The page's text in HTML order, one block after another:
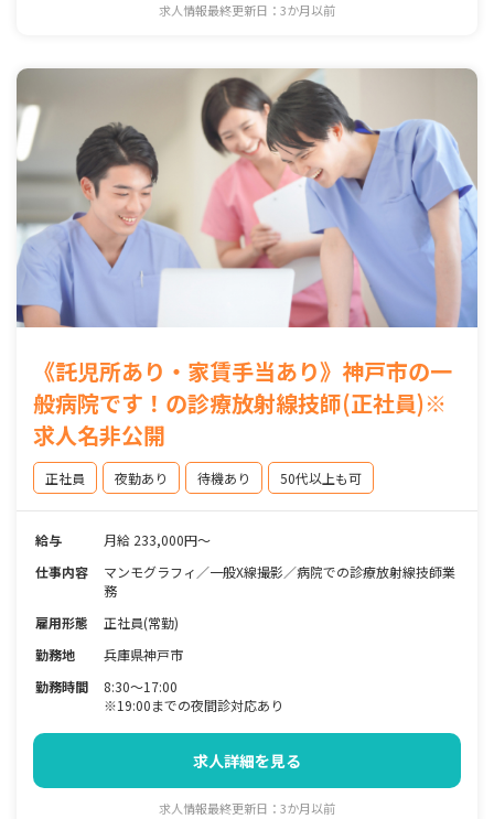
求人情報最終更新日：3か月以前
《託児所あり・家賃手当あり》神戸市の一
般病院です！の診療放射線技師(正社員)※
求人名非公開
正社員 夜勤あり 待機あり 50代以上も可
給与
月給 233,000円～
仕事内容
マンモグラフィ／一般X線撮影／病院での診療放射線技師業
務
雇用形態
正社員(常勤)
勤務地
兵庫県神戸市
勤務時間
8:30～17:00
※19:00までの夜間診対応あり
求人詳細を見る
求人情報最終更新日：3か月以前